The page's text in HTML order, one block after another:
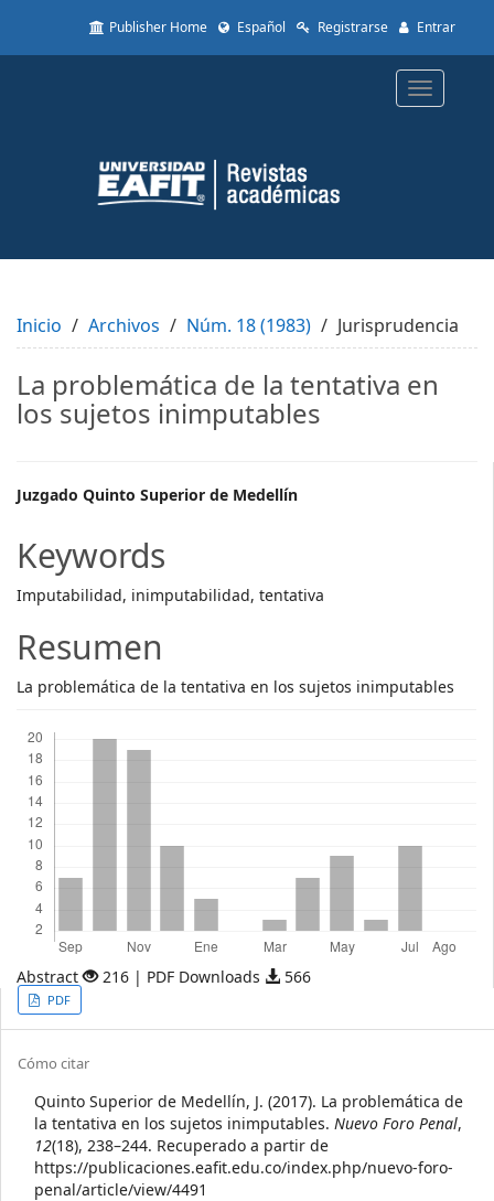
to
Content
Sidebar
Publisher Home Español Registrarse Entrar
Toggle
Inicio Archivos Núm. 18 (1983) Jurisprudencia
La problemática de la tentativa en
los sujetos inimputables
Main
Article
Content
Juzgado Quinto Superior de Medellín
Keywords
Imputabilidad, inimputabilidad, tentativa
Resumen
La problemática de la tentativa en los sujetos inimputables
Abstract 216 | PDF Downloads 566
Article
Sidebar
PDF
Article
Details
Cómo citar
Quinto Superior de Medellín, J. (2017). La problemática de
la tentativa en los sujetos inimputables. Nuevo Foro Penal,
12(18), 238–244. Recuperado a partir de
https://publicaciones.eafit.edu.co/index.php/nuevo-foro-
penal/article/view/4491